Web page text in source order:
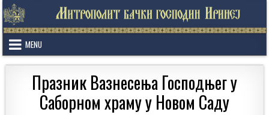
Skip
to
content
MENU
Празник Вазнесења Господњег у
Саборном храму у Новом Саду